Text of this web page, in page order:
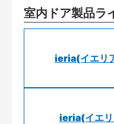
室内ドア製品ラ
ieria(イエリ
ieria(イエリ